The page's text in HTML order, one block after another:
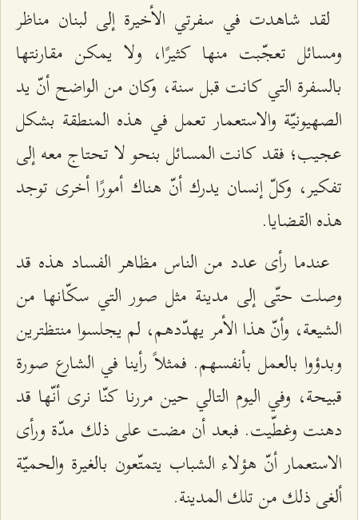
لقد شاهدت في سفرتي الأخيرة إلى لبنان مناظر
ومسائل تعجّبت منها كثيرًا، ولا يمكن مقارنتها
بالسفرة التي كانت قبل سنة، وكان من الواضح أنّ يد
الصهيونيّة والاستعمار تعمل في هذه المنطقة بشكل
عجيب؛ فقد كانت المسائل بنحو لا تحتاج معه إلى
تفكير، وكلّ إنسان يدرك أنّ هناك أمورًا أخرى توجد
هذه القضايا.
عندما رأى عدد من الناس مظاهر الفساد هذه قد
وصلت حتّى إلى مدينة مثل صور التي سكّانها من
الشيعة، وأنّ هذا الأمر يهدّدهم، لم يجلسوا منتظترین
وبدؤوا بالعمل بأنفسهم. فمثلاً رأينا في الشارع صورة
قبيحة، وفي اليوم التالي حين مررنا كنّا نرى أنّها قد
دهنت وغطّيت. فبعد أن مضت على ذلك مدّة ورأى
الاستعمار أنّ هؤلاء الشباب يتمتّعون بالغيرة والحميّة
ألغى ذلك من تلك المدينة.